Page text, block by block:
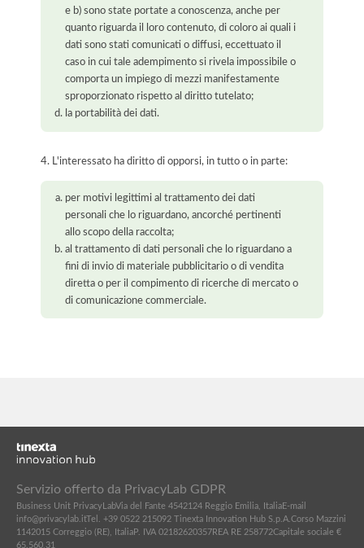
e b) sono state portate a conoscenza, anche per
quanto riguarda il loro contenuto, di coloro ai quali i
dati sono stati comunicati o diffusi, eccettuato il
caso in cui tale adempimento si rivela impossibile o
comporta un impiego di mezzi manifestamente
sproporzionato rispetto al diritto tutelato;
la portabilità dei dati.
4. L'interessato ha diritto di opporsi, in tutto o in parte:
per motivi legittimi al trattamento dei dati
personali che lo riguardano, ancorché pertinenti
allo scopo della raccolta;
al trattamento di dati personali che lo riguardano a
fini di invio di materiale pubblicitario o di vendita
diretta o per il compimento di ricerche di mercato o
di comunicazione commerciale.
Servizio offerto da PrivacyLab GDPR
Business Unit PrivacyLabVia del Fante 4542124 Reggio Emilia, ItaliaE-mail
info@privacylab.itTel. +39 0522 215092 Tinexta Innovation Hub S.p.A. Corso Mazzini
11 42015 Correggio (RE), ItaliaP. IVA 02182620357REA RE 258772Capitale sociale €
65.560,31